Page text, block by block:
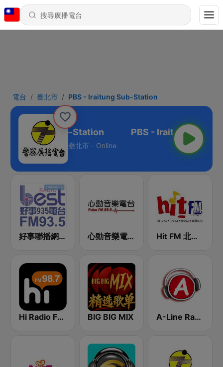
電台 臺北市 PBS - Iraitung Sub-Station
- Iraitung Sub-Station
臺北市 - Online
好事聯播網 Best Radio FM93.5 心動音樂電台 Pulse FM89.9 Hit FM 北部 107.7
Hi Radio FM98.7 BIG BIG MIX A-Line Radio 聯播網